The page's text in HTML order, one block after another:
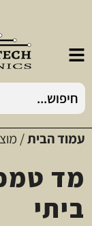
עמוד הבית/
מד
ביתי